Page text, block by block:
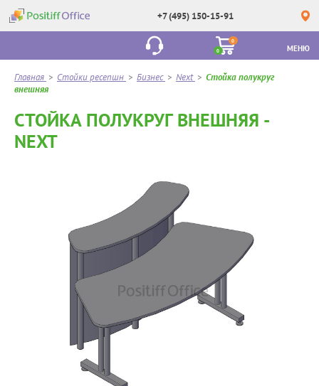
+7 (495) 150-15-91
0
0
МЕНЮ
Главная > Стойки ресепшн > Бизнес > Next > Стойка полукруг
внешняя
СТОЙКА ПОЛУКРУГ ВНЕШНЯЯ -
NEXT